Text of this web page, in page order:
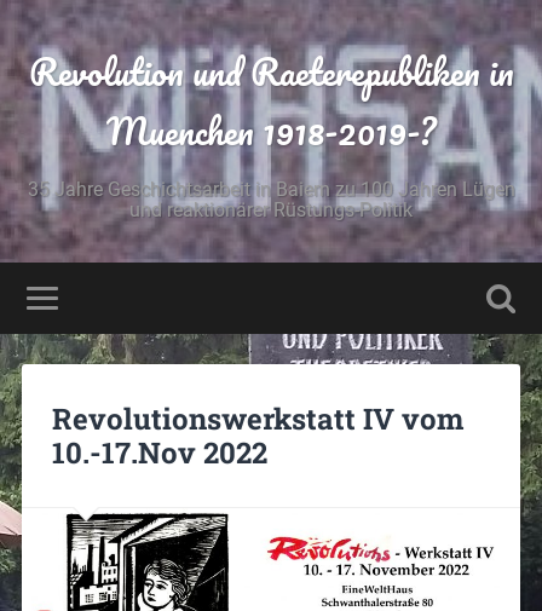
Revolution und Raeterepubliken in
Muenchen 1918-2019-?
35 Jahre Geschichtsarbeit in Baiern zu 100 Jahren Lügen
und reaktionärer Rüstungs-Politik
Revolutionswerkstatt IV vom
10.-17.Nov 2022